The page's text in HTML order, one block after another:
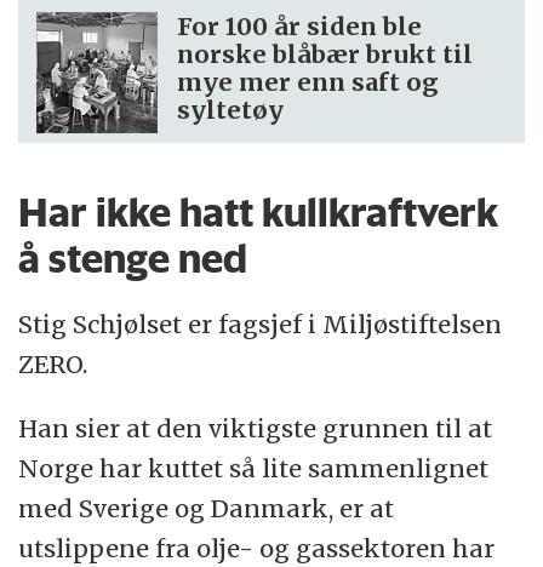
For 100 år siden ble
norske blåbær brukt til
mye mer enn saft og
syltetøy
Har ikke hatt kullkraftverk
å stenge ned
Stig Schjølset er fagsjef i Miljøstiftelsen
ZERO.
Han sier at den viktigste grunnen til at
Norge har kuttet så lite sammenlignet
med Sverige og Danmark, er at
utslippene fra olje- og gassektoren har